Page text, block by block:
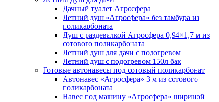
Дачный туалет Агросфера
Летний душ «Агросфера» без тамбура из
поликарбоната
Душ с раздевалкой Агросфера 0,94×1,7 м из
сотового поликарбоната
Летний душ для дачи с подогревом
Летний душ с подогревом 150л бак
Готовые автонавесы под сотовый поликарбонат
Автонавес «Агросфера» 3 м из сотового
поликарбоната
Навес под машину «Агросфера» шириной